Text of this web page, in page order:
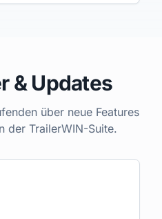
& Updates
über neue Features
der TrailerWIN-Suite.